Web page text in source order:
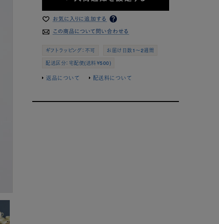
ギフトラッピング：不可
お届け日数1～2週間
配送区分：宅配便(送料￥500)
返品について 配送料について